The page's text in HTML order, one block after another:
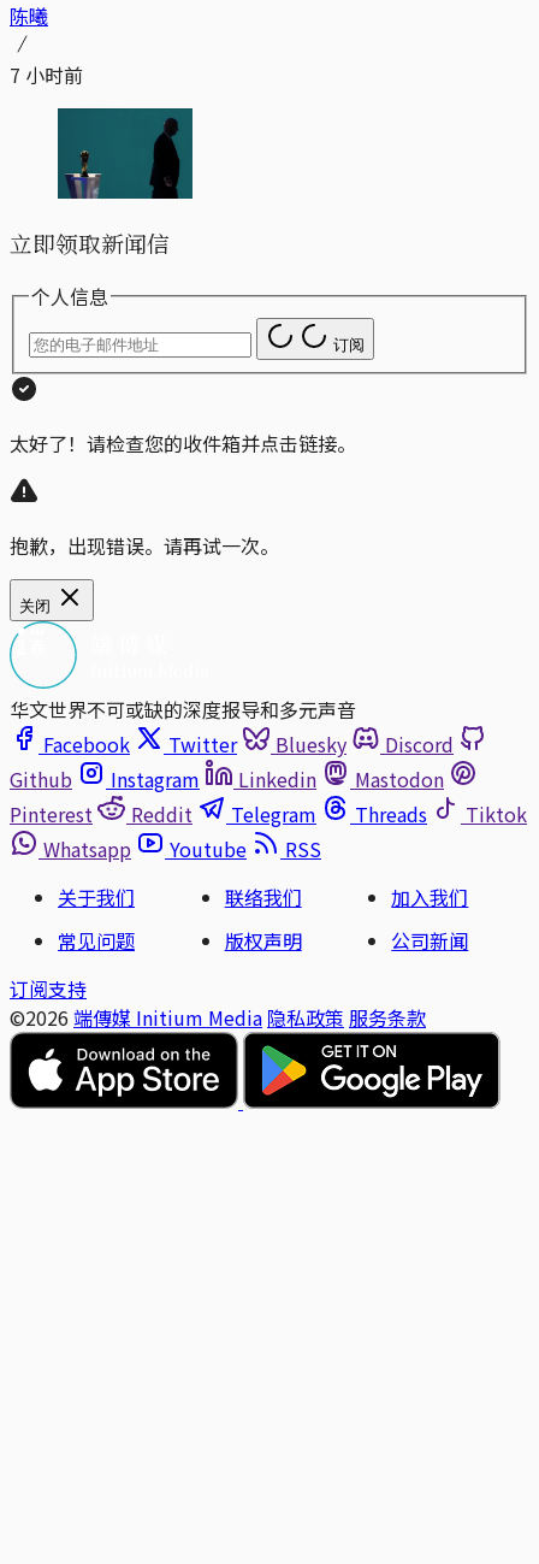
陈曦
7 小时前
立即领取新闻信
个人信息
订阅
太好了！请检查您的收件箱并点击链接。
抱歉，出现错误。请再试一次。
关闭
华文世界不可或缺的深度报导和多元声音
Facebook
Twitter Bluesky
Discord
Github
Instagram Linkedin
Mastodon
Pinterest
Reddit Telegram Threads
Tiktok
Whatsapp
Youtube
RSS
关于我们
联络我们
加入我们
常见问题
版权声明
公司新闻
订阅支持
©2026 端傳媒 Initium Media 隐私政策 服务条款